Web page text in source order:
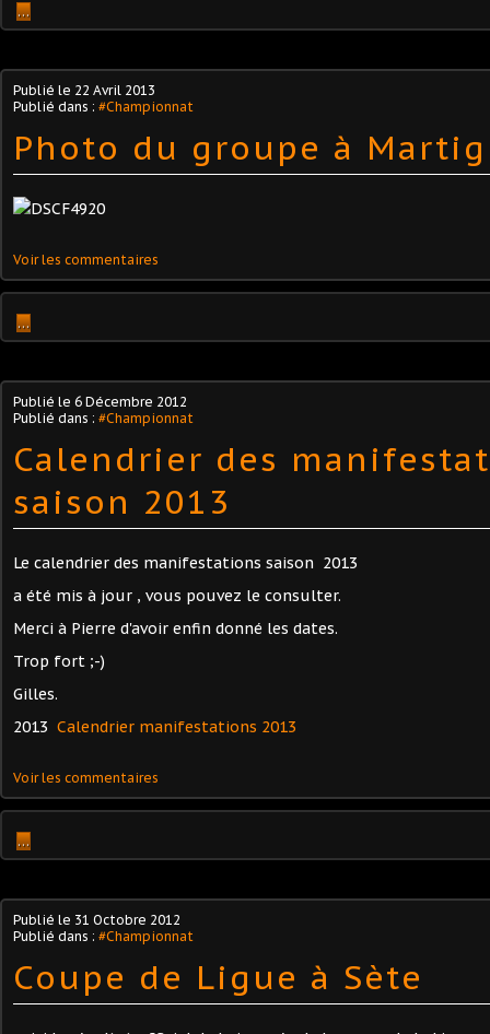
…
Publié le 22 Avril 2013
Publié dans : #Championnat
Photo du groupe à
Voir les commentaires
…
Publié le 6 Décembre 2012
Publié dans : #Championnat
Calendrier des
saison 2013
Le calendrier des manifestations saison 2013
a été mis à jour , vous pouvez le consulter.
Merci à Pierre d'avoir enfin donné les dates.
Trop fort ;-)
Gilles.
2013 Calendrier manifestations 2013
Voir les commentaires
…
Publié le 31 Octobre 2012
Publié dans : #Championnat
Coupe de Ligue à Sète